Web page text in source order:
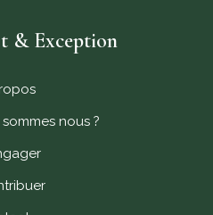
& Exception
sommes nous ?